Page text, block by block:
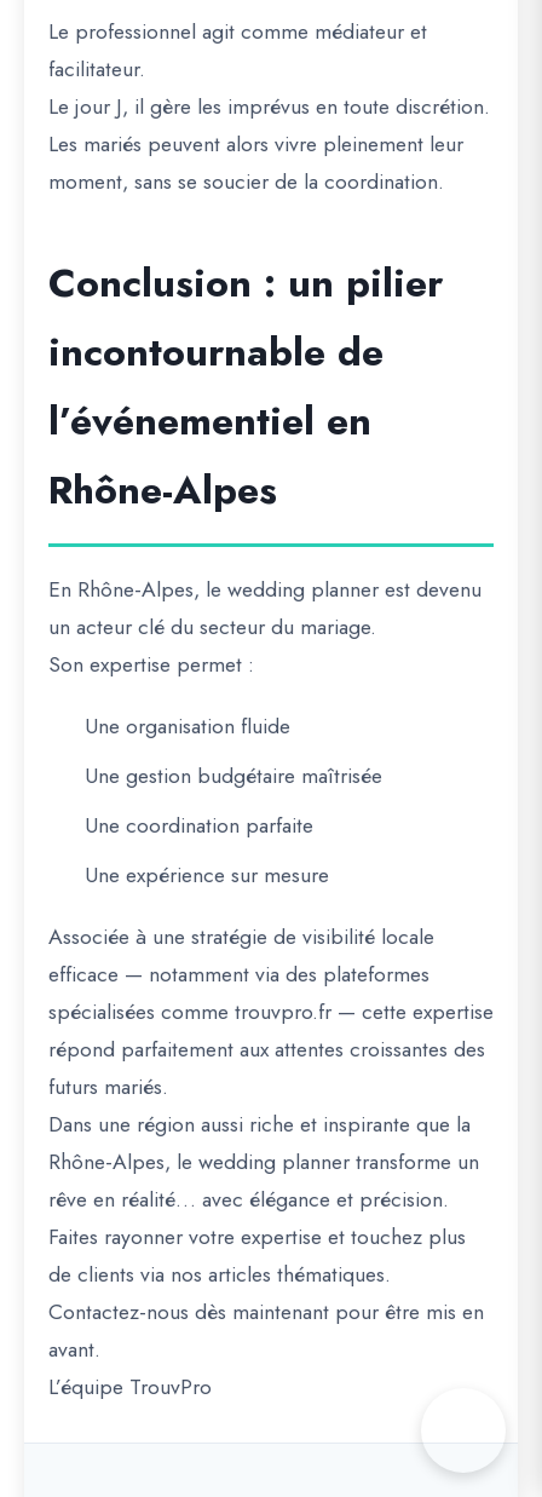
Le professionnel agit comme médiateur et
facilitateur.
Le jour J, il gère les imprévus en toute discrétion.
Les mariés peuvent alors vivre pleinement leur
moment, sans se soucier de la coordination.
Conclusion : un pilier
incontournable de
l’événementiel en
Rhône-Alpes
En Rhône-Alpes, le wedding planner est devenu
un acteur clé du secteur du mariage.
Son expertise permet :
Une organisation fluide
Une gestion budgétaire maîtrisée
Une coordination parfaite
Une expérience sur mesure
Associée à une stratégie de visibilité locale
efficace — notamment via des plateformes
spécialisées comme trouvpro.fr — cette expertise
répond parfaitement aux attentes croissantes des
futurs mariés.
Dans une région aussi riche et inspirante que la
Rhône-Alpes, le wedding planner transforme un
rêve en réalité… avec élégance et précision.
Faites rayonner votre expertise et touchez plus
de clients via nos articles thématiques.
Contactez-nous dès maintenant pour être mis en
avant.
L’équipe TrouvPro